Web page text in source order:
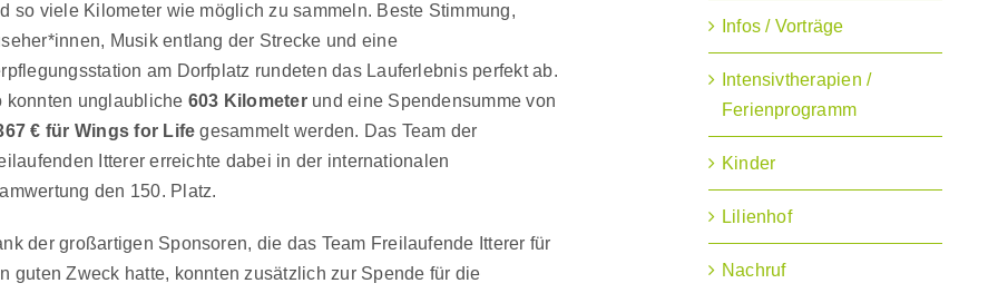
so viele Kilometer wie möglich zu sammeln. Beste Stimmung,
Musik entlang der Strecke und eine
am Dorfplatz rundeten das Lauferlebnis perfekt ab.
konnten unglaubliche 603 Kilometerund eine Spendensumme von
€ für Wings for Life gesammelt werden. Das Team der
Itterer erreichte dabei in der internationalen
den 150. Platz.
der großartigen Sponsoren, die das Team Freilaufende Itterer für
guten Zweck hatte, konnten zusätzlich zur Spende für die
Infos / Vorträge
Intensivtherapien /
Ferienprogramm
Kinder
Lilienhof
Nachruf